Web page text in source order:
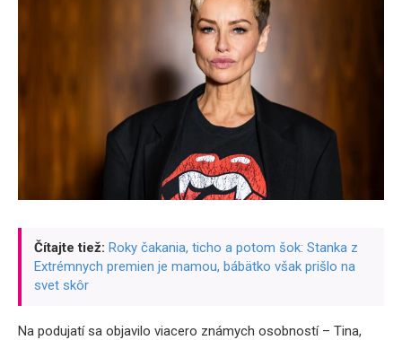
Čítajte tiež: Roky čakania, ticho a potom šok: Stanka z
Extrémnych premien je mamou, bábätko však prišlo na
svet skôr
Na podujatí sa objavilo viacero známych osobností – Tina,